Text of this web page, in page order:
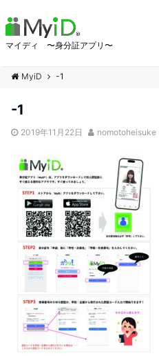
マイディ 〜身分証アプリ〜
MyiD -1
-1
2019年11月22日 nomotoheisuke